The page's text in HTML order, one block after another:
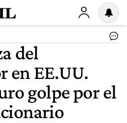
del
en EE.UU.
golpe por el